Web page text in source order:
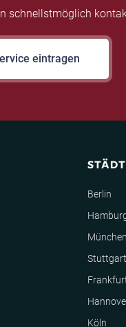
schnellstmöglich
eintragen
Berlin
München
Stuttgart
Köln